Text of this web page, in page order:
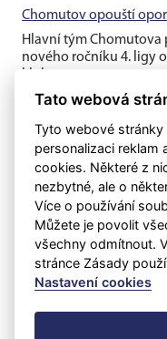
Chomutov opouští
Hlavní tým Chomutova
nového ročníku 4. ligy
Chomutovští fotbalisté
ostrými zápasy
kterou v...
Ve druhém utkání
Chomutovští fotbalisté
a Filipem Schreinerem,
Diega da Silvy vyzvali...
Tato webová
Tyto webové
personalizaci reklam
cookies. Některé z
nezbytné, ale o
Více o používání
Můžete je povolit
všechny odmítnout.
stránce Zásady
Nastavení cookies